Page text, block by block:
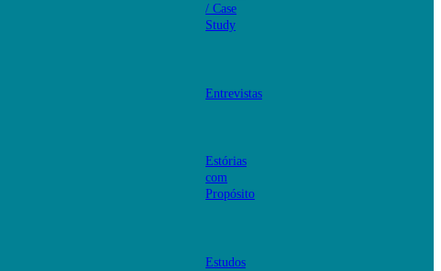
/ Case
Study
Entrevistas
Estórias
com
Propósito
Estudos